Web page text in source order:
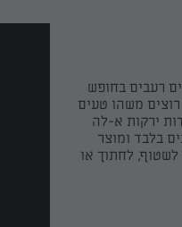
רעבים בחופש
משהו טעים
ירקות א-לה
ופשוטות להכנה, עם 4 מרכיבים בלבד ומוצר
לחתוך או